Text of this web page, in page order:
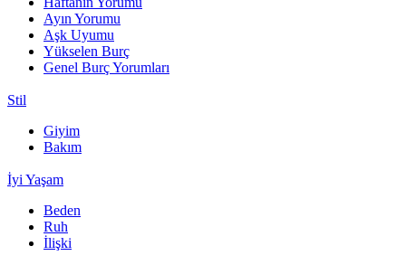
Ayın Yorumu
Aşk Uyumu
Yükselen Burç
Genel Burç Yorumları
Stil
Giyim
Bakım
İyi Yaşam
Beden
Ruh
İlişki